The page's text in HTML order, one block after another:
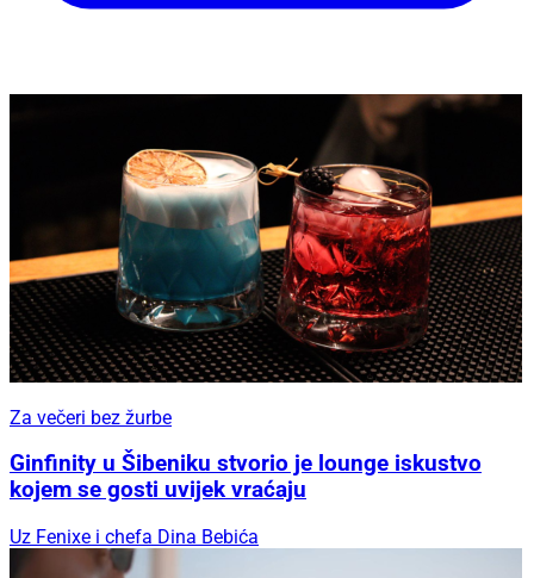
Za večeri bez žurbe
Ginfinity u Šibeniku stvorio je lounge iskustvo
kojem se gosti uvijek vraćaju
Uz Fenixe i chefa Dina Bebića